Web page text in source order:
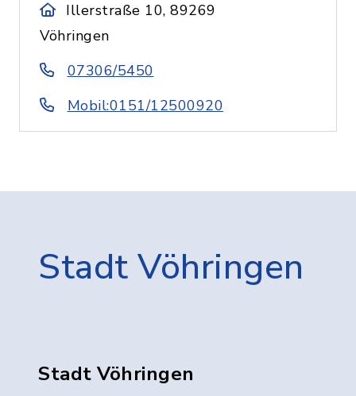
Illerstraße 10, 89269
Vöhringen
07306/5450
Mobil:0151/12500920
Stadt Vöhringen
Stadt Vöhringen